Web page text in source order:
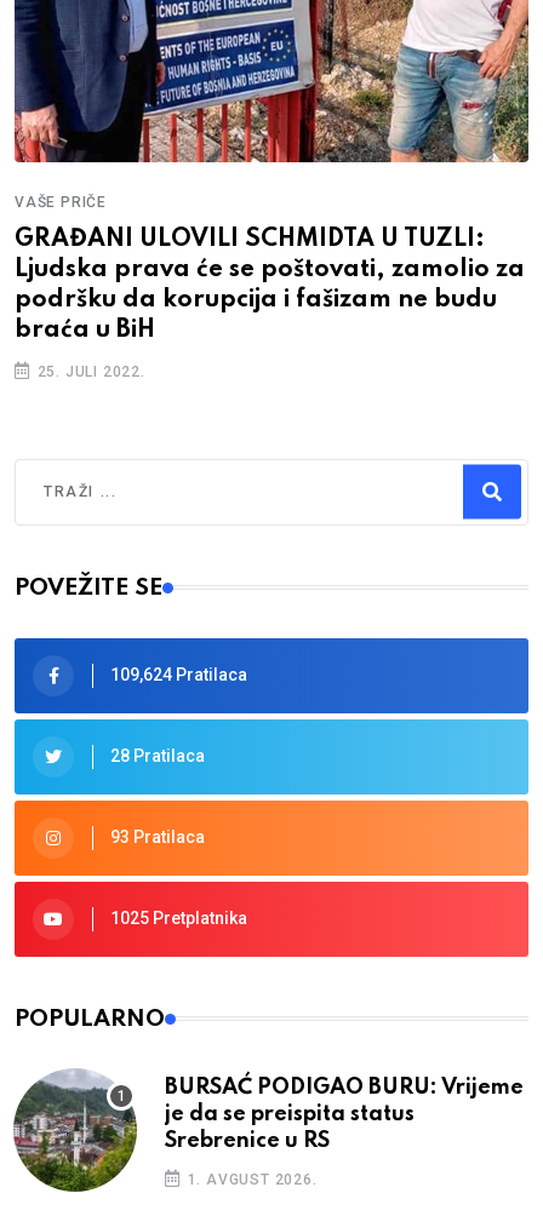
VAŠE PRIČE
GRAĐANI ULOVILI SCHMIDTA U TUZLI:
Ljudska prava će se poštovati, zamolio za
podršku da korupcija i fašizam ne budu
braća u BiH
25. JULI 2022.
Type 2 or more characters for results.
POVEŽITE SE
109,624 Pratilaca
28 Pratilaca
93 Pratilaca
1025 Pretplatnika
POPULARNO
BURSAĆ PODIGAO BURU: Vrijeme
je da se preispita status
Srebrenice u RS
1. AVGUST 2026.